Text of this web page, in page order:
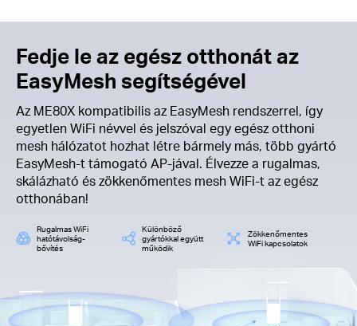
Fedje le az egész otthonát az
EasyMesh segítségével
Az ME80X kompatibilis az EasyMesh rendszerrel, így
egyetlen WiFi névvel és jelszóval egy egész otthoni
mesh hálózatot hozhat létre bármely más, több gyártó
EasyMesh-t támogató AP-jával. Élvezze a rugalmas,
skálázható és zökkenőmentes mesh WiFi-t az egész
otthonában!
Rugalmas WiFi
hatótávolság-
bővítés
Különböző
gyártókkal együtt
működik
Zökkenőmentes
WiFi kapcsolatok